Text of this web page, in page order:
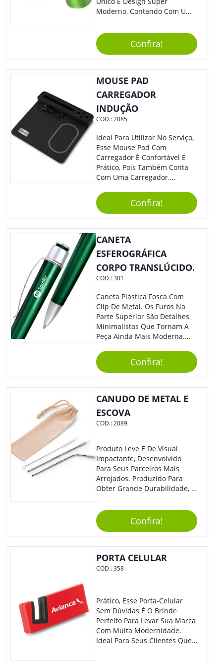
Moderno, Contando Com Uma
Permite Vazamentos. Sem
Dúvidas É Um Brinde Prático
Que Levará Sua Marca Com
Muito Estilo, Agradando À
Todos.
Confira!
MOUSE PAD
CARREGADOR
INDUÇÃO
COD.:2085
Ideal Para Utilizar No Serviço,
Esse Mouse Pad Com
Carregador É Confortável E
Prático, Pois Também Conta
Com Uma Carregador.
Resistente, Com A Qualidade
Que Os Colaboradores
Buscam, E O Design É
Moderno, Destacando Ainda
Mais Sua Marca.
Confira!
CANETA
ESFEROGRÁFICA
CORPO TRANSLÚCIDO.
COD.:301
Caneta Plástica Fosca Com
Clip De Metal. Os Furos Na
Parte Superior São Detalhes
Minimalistas Que Tornam A
Peça Ainda Mais Moderna.
Em Que Deseja Presentear
Seus Convidados E Clientes.
Acionamento Por Clic.
Confira!
CANUDO DE METAL E
ESCOVA
COD.:2089
Produto Leve E De Visual
Impactante, Desenvolvido
Para Seus Parceiros Mais
Arrojados. Produzido Para
Obter Grande Durabilidade, É
Sua Marca De Forma Estilosa,
Agregando Valor Para Sua
Empresa Em Eventos.
Confira!
PORTA CELULAR
COD.:358
Prático, Esse Porta-Celular
Sem Dúvidas É O Brinde
Perfeito Para Levar Sua Marca
Com Muita Modernidade.
Ideal Para Seus Clientes Que